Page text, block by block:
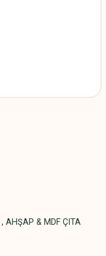
, AHŞAP & MDF ÇITA